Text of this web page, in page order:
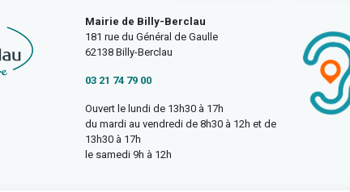
Mairie de Billy-Berclau
181 rue du Général de Gaulle
62138 Billy-Berclau
03 21 74 79 00
Ouvert le lundi de 13h30 à 17h
du mardi au vendredi de 8h30 à 12h et de
13h30 à 17h
le samedi 9h à 12h